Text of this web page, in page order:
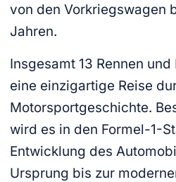
von den Vorkriegswagen
Jahren.
Insgesamt 13 Rennen
eine einzigartige Reise
Motorsportgeschichte.
wird es in den Formel-1-
Entwicklung des
Ursprung bis zur